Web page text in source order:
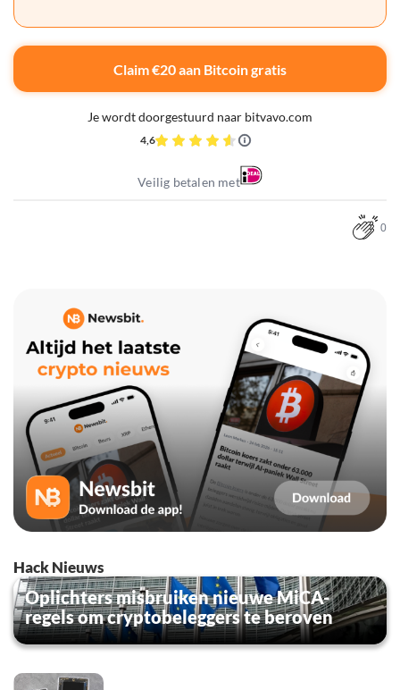
Claim €20 aan Bitcoin gratis
Je wordt doorgestuurd naar bitvavo.com
4,6
Veilig betalen met
0
Hack Nieuws
Oplichters misbruiken nieuwe MiCA-
regels om cryptobeleggers te beroven